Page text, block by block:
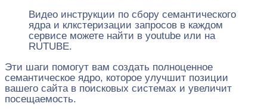
Видео инструкции по сбору семантического
ядра и клкстеризации запросов в каждом
сервисе можете найти в youtube или на
RUTUBE.
Эти шаги помогут вам создать полноценное
семантическое ядро, которое улучшит позиции
вашего сайта в поисковых системах и увеличит
посещаемость.